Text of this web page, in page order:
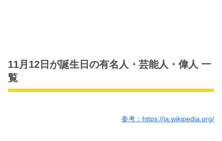
11月12日が誕生日の有名人・芸能人・偉人 一
覧
参考：https://ja.wikipedia.org/